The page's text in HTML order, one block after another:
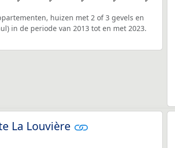
huizen met 2 of 3 gevels en
in de periode van 2013 tot en met 2023.
La Louvière